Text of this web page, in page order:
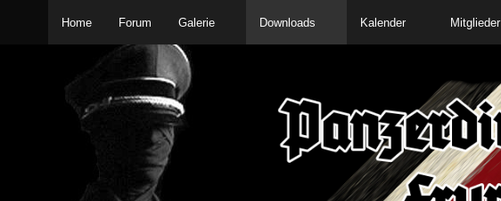
Home Forum Galerie Downloads Kalender Mitglieder